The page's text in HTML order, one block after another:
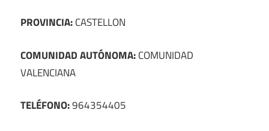
PROVINCIA:CASTELLON
COMUNIDAD AUTÓNOMA:COMUNIDAD
VALENCIANA
TELÉFONO:964354405